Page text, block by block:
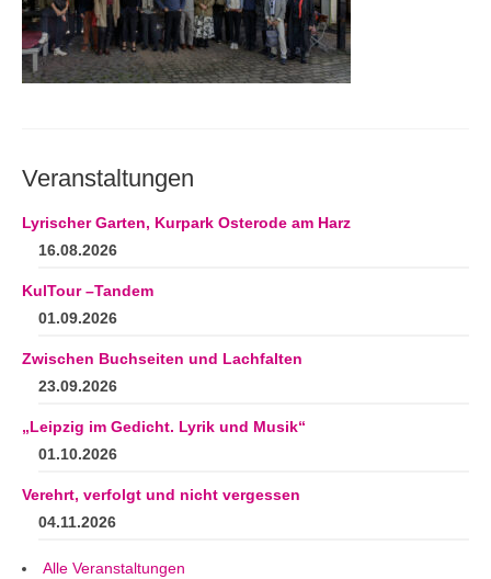
Neuerscheinungen von Mitgliedern
Lyrikschaufenster im Literaturhaus Leipzig
Mitglied werden
Veranstaltungen
Lyrischer Garten, Kurpark Osterode am Harz
16.08.2026
KulTour –Tandem
01.09.2026
Zwischen Buchseiten und Lachfalten
23.09.2026
„Leipzig im Gedicht. Lyrik und Musik“
01.10.2026
Verehrt, verfolgt und nicht vergessen
04.11.2026
Alle Veranstaltungen